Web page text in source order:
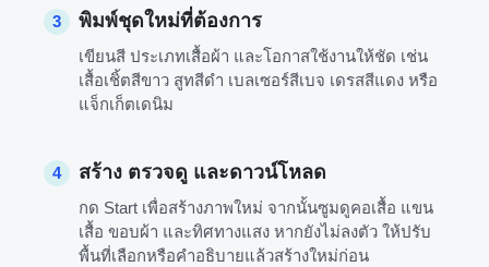
3 พิมพ์ชุดใหม่ที่ต้องการ
เขียนสี ประเภทเสื้อผ้า และโอกาสใช้งานให้ชัด เช่น
เสื้อเชิ้ตสีขาว สูทสีดำ เบลเซอร์สีเบจ เดรสสีแดง หรือ
แจ็กเก็ตเดนิม
4 สร้าง ตรวจดู และดาวน์โหลด
กด Start เพื่อสร้างภาพใหม่ จากนั้นซูมดูคอเสื้อ แขน
เสื้อ ขอบผ้า และทิศทางแสง หากยังไม่ลงตัว ให้ปรับ
พื้นที่เลือกหรือคำอธิบายแล้วสร้างใหม่ก่อน